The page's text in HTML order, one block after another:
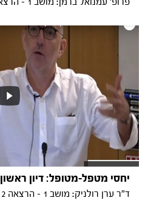
יחסי מטפל-מטופל: דיון ראשון
ד"ר ערן רולניק: מושב 1 - הרצאה 2